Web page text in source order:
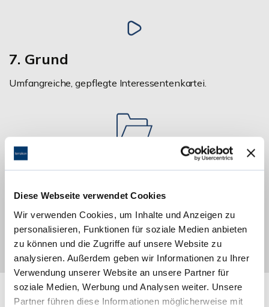
Diese Webseite verwendet Cookies
Wir verwenden Cookies, um Inhalte und Anzeigen zu
personalisieren, Funktionen für soziale Medien anbieten
zu können und die Zugriffe auf unsere Website zu
analysieren. Außerdem geben wir Informationen zu Ihrer
Verwendung unserer Website an unsere Partner für
soziale Medien, Werbung und Analysen weiter. Unsere
Partner führen diese Informationen möglicherweise mit
7. Grund
Umfangreiche, gepflegte Interessentenkartei.
potentiellerKäuferundMieter. Vielleicht befindet sich
der ideale Käufer Ihrer Immobilie schon jetzt in unserer
Kartei.